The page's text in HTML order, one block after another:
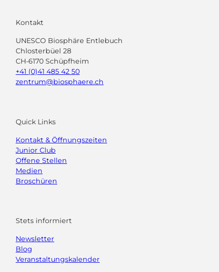
Kontakt
UNESCO Biosphäre Entlebuch
Chlosterbüel 28
CH-6170 Schüpfheim
+41 (0)41 485 42 50
zentrum@biosphaere.ch
Quick Links
Kontakt & Öffnungszeiten
Junior Club
Offene Stellen
Medien
Broschüren
Stets informiert
Newsletter
Blog
Veranstaltungskalender